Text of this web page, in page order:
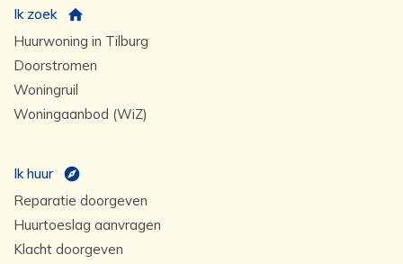
Ik zoek
Huurwoning in Tilburg
Doorstromen
Woningruil
Woningaanbod (WiZ)
Ik huur
Reparatie doorgeven
Huurtoeslag aanvragen
Klacht doorgeven